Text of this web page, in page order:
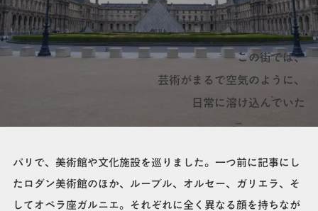
この街では、
芸術がまるで空気のように、
日常に溶け込んでいた
パリで、美術館や文化施設を巡りました。一つ前に記事にし
たロダン美術館のほか、ルーブル、オルセー、ガリエラ、そ
してオペラ座ガルニエ。それぞれに全く異なる顔を持ちなが